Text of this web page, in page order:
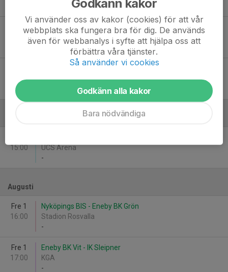
Sön 15
Krokeks IF - Eneby BK
Kullevi
18:30
MAXIvallen Slaget
15:00
UCS Arena
-
Augusti
Fre 1
16:00
Nyköpings BIS - Eneby BK Grön
Stadion Rosvalla
-
Fre 1
17:00
Eneby BK Vit - IK Sleipner
KGA
-
Vi använder oss av kakor (cookies) för att vår
webbplats ska fungera bra för dig. De används
även för webbanalys i syfte att hjälpa oss att
förbättra våra tjänster.
Så använder vi cookies
Godkänn alla kakor
Bara nödvändiga